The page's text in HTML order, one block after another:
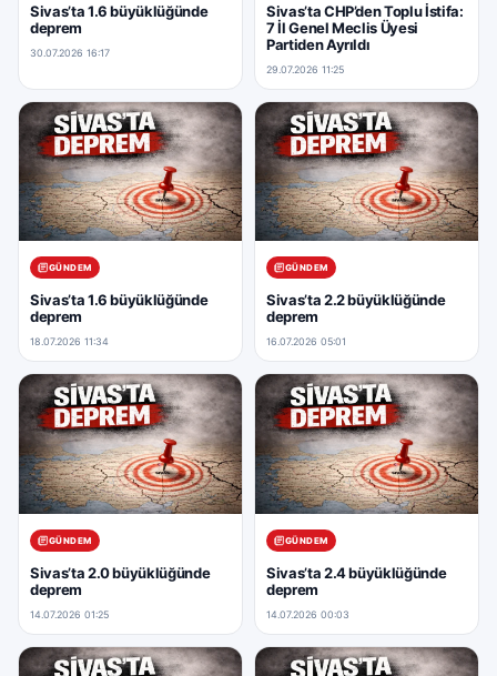
Sivas’ta 1.6 büyüklüğünde
deprem
30.07.2026 16:17
Sivas’ta CHP’den Toplu İstifa:
7 İl Genel Meclis Üyesi
Partiden Ayrıldı
29.07.2026 11:25
GÜNDEM
Sivas’ta 1.6 büyüklüğünde
deprem
18.07.2026 11:34
GÜNDEM
Sivas’ta 2.2 büyüklüğünde
deprem
16.07.2026 05:01
GÜNDEM
Sivas’ta 2.0 büyüklüğünde
deprem
14.07.2026 01:25
GÜNDEM
Sivas’ta 2.4 büyüklüğünde
deprem
14.07.2026 00:03